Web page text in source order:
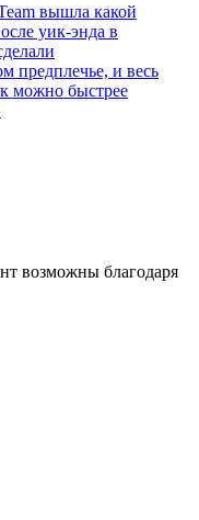
вышла какой
уик-энда в
предплечье, и весь
можно быстрее
возможны благодаря